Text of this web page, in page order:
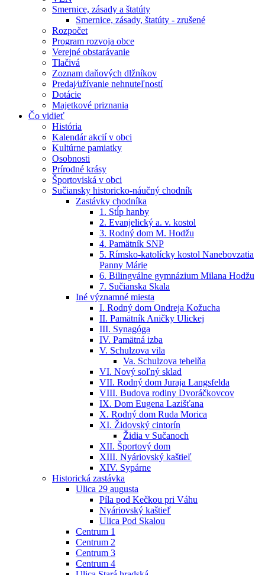
Smernice, zásady a štatúty
Smernice, zásady, štatúty - zrušené
Rozpočet
Program rozvoja obce
Verejné obstarávanie
Tlačivá
Zoznam daňových dlžníkov
Predaj⁄užívanie nehnuteľností
Dotácie
Majetkové priznania
Čo vidieť
História
Kalendár akcií v obci
Kultúrne pamiatky
Osobnosti
Prírodné krásy
Športoviská v obci
Sučiansky historicko-náučný chodník
Zastávky chodníka
1. Stĺp hanby
2. Evanjelický a. v. kostol
3. Rodný dom M. Hodžu
4. Pamätník SNP
5. Rímsko-katolícky kostol Nanebovzatia
Panny Márie
6. Bilingválne gymnázium Milana Hodžu
7. Sučianska Skala
Iné významné miesta
I. Rodný dom Ondreja Kožucha
II. Pamätník Aničky Ulickej
III. Synagóga
IV. Pamätná izba
V. Schulzova vila
Va. Schulzova tehelňa
VI. Nový soľný sklad
VII. Rodný dom Juraja Langsfelda
VIII. Budova rodiny Dvoráčkovcov
IX. Dom Eugena Lazišťana
X. Rodný dom Ruda Morica
XI. Židovský cintorín
Židia v Sučanoch
XII. Športový dom
XIII. Nyáriovský kaštieľ
XIV. Sypárne
Historická zastávka
Ulica 29 augusta
Píla pod Kečkou pri Váhu
Nyáriovský kaštieľ
Ulica Pod Skalou
Centrum 1
Centrum 2
Centrum 3
Centrum 4